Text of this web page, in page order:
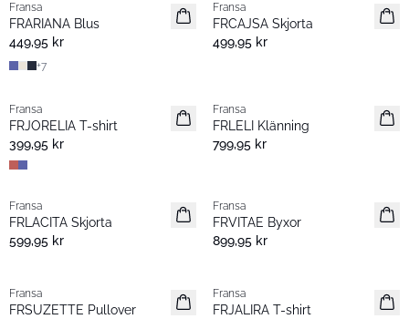
Nyhet
Fransa
FRARIANA Blus
449,95 kr
+7
Nyhet
Fransa
FRCAJSA Skjorta
499,95 kr
Nyhet
Fransa
FRJORELIA T-shirt
399,95 kr
Nyhet
Fransa
FRLELI Klänning
799,95 kr
Nyhet
Fransa
FRLACITA Skjorta
599,95 kr
Nyhet
Fransa
FRVITAE Byxor
899,95 kr
Nyhet
Fransa
FRSUZETTE Pullover
Nyhet
Fransa
FRJALIRA T-shirt